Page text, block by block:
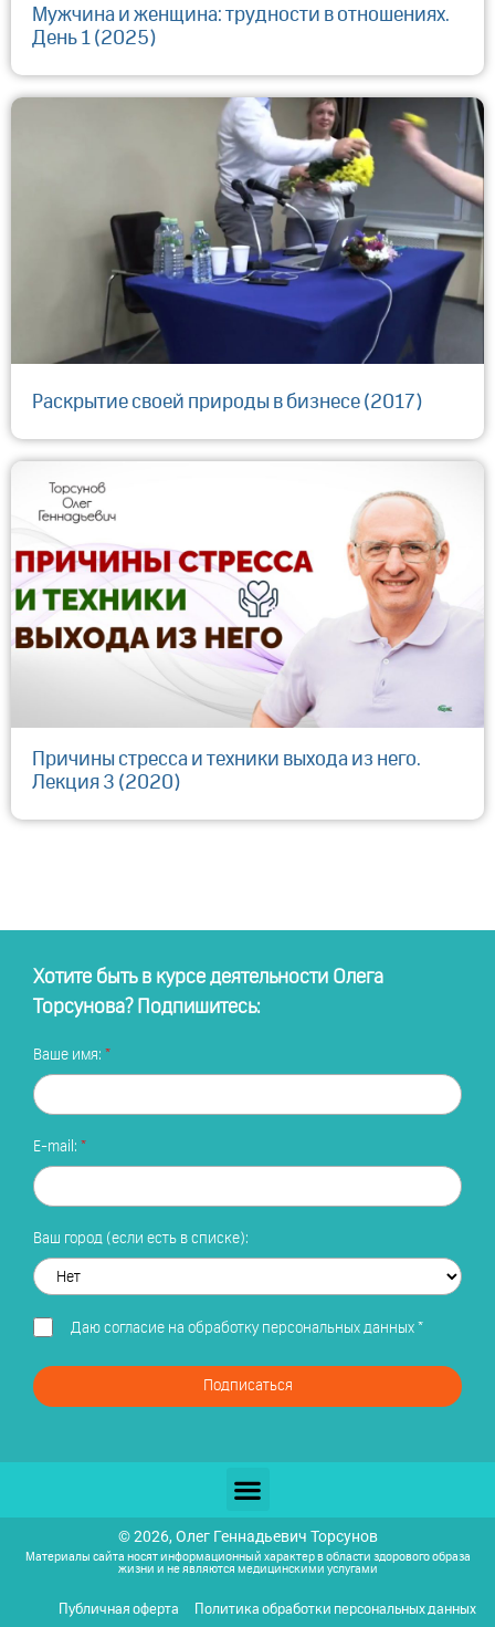
Мужчина и женщина: трудности в отношениях.
День 1 (2025)
Раскрытие своей природы в бизнесе (2017)
Причины стресса и техники выхода из него.
Лекция 3 (2020)
Хотите быть в курсе деятельности Олега
Торсунова? Подпишитесь:
Ваше имя:
E-mail:
Ваш город (если есть в списке):
Даю согласие на обработку персональных данных*
Подписаться
© 2026, Олег Геннадьевич Торсунов
Материалы сайта носят информационный характер в области здорового образа
жизни и не являются медицинскими услугами
Публичная оферта
Политика обработки персональных данных